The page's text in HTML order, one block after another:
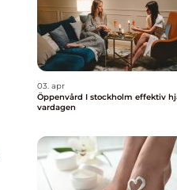
03. apr
Öppenvård I stockholm effektiv hjälp i
vardagen